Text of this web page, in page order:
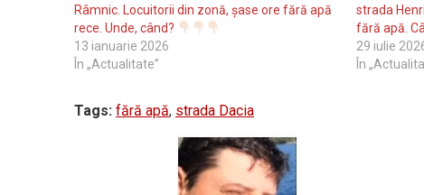
Râmnic. Locuitorii din zonă, șase ore fără apă
rece. Unde, când?
13 ianuarie 2026
În „Actualitate”
strada
fără apă.
29 iulie
În
Tags: fără apă, strada Dacia